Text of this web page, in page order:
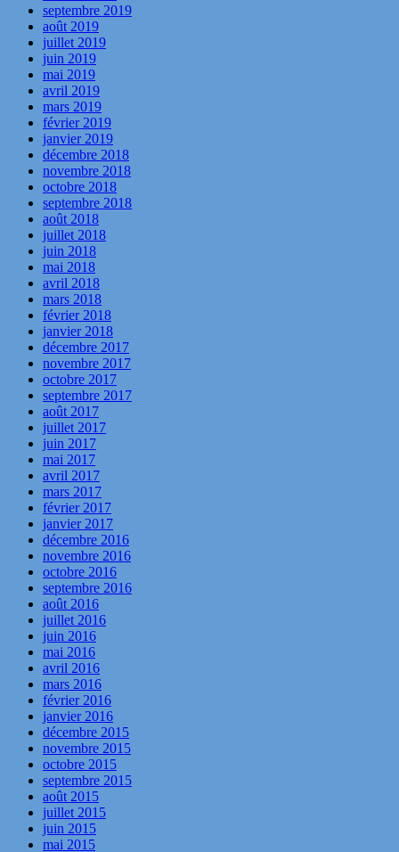
septembre 2019
août 2019
juillet 2019
juin 2019
mai 2019
avril 2019
mars 2019
février 2019
janvier 2019
décembre 2018
novembre 2018
octobre 2018
septembre 2018
août 2018
juillet 2018
juin 2018
mai 2018
avril 2018
mars 2018
février 2018
janvier 2018
décembre 2017
novembre 2017
octobre 2017
septembre 2017
août 2017
juillet 2017
juin 2017
mai 2017
avril 2017
mars 2017
février 2017
janvier 2017
décembre 2016
novembre 2016
octobre 2016
septembre 2016
août 2016
juillet 2016
juin 2016
mai 2016
avril 2016
mars 2016
février 2016
janvier 2016
décembre 2015
novembre 2015
octobre 2015
septembre 2015
août 2015
juillet 2015
juin 2015
mai 2015